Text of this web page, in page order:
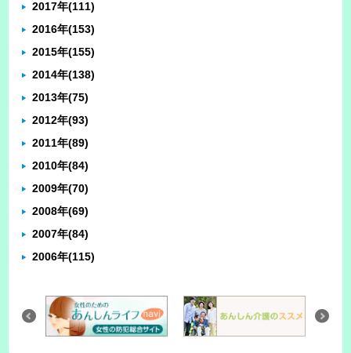
2017年(111)
2016年(153)
2015年(155)
2014年(138)
2013年(75)
2012年(93)
2011年(89)
2010年(84)
2009年(70)
2008年(69)
2007年(84)
2006年(115)